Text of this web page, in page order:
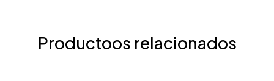
Productoos relacionados